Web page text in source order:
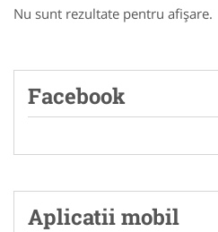
Nu sunt rezultate pentru afişare.
Facebook
Aplicatii mobil